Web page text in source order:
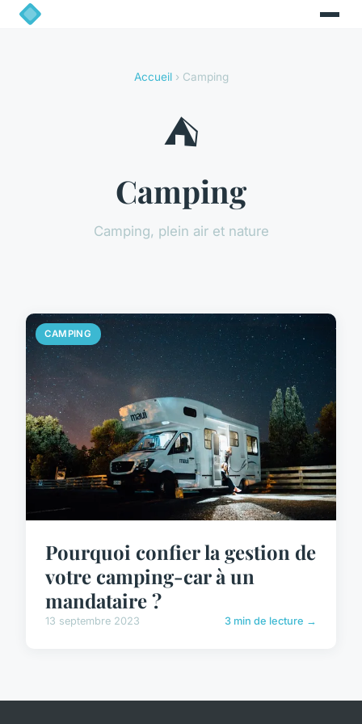
Accueil› Camping
⛺
Camping
Camping, plein air et nature
CAMPING
Pourquoi confier la gestion de
votre camping-car à un
mandataire ?
13 septembre 2023 3 min de lecture →